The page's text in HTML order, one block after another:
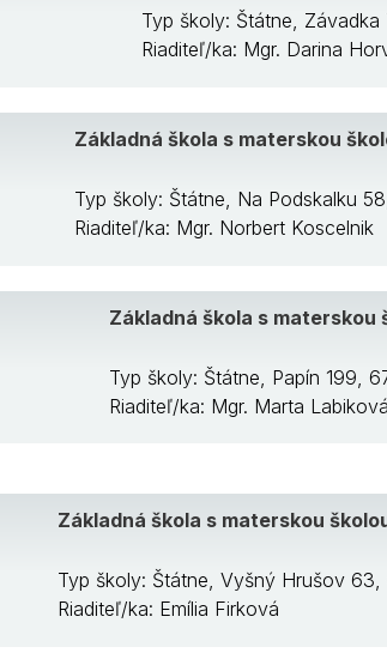
Typ školy: Štátne,
Riaditeľ/ka: Mgr. Darina
Základná škola s materskou
Typ školy: Štátne, Na Podskalku
Riaditeľ/ka: Mgr. Norbert Koscelnik
Základná škola s materskou
Typ školy: Štátne, Papín 199,
Riaditeľ/ka: Mgr. Marta Labiková
Základná škola s materskou
Typ školy: Štátne, Vyšný Hrušov
Riaditeľ/ka: Emília Firková